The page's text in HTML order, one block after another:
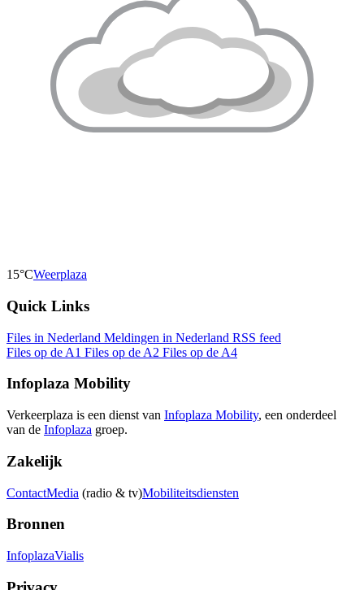
15°CWeerplaza
Quick Links
Files in Nederland Meldingen in Nederland RSS feed
Files op de A1 Files op de A2 Files op de A4
Infoplaza Mobility
Verkeerplaza is een dienst van Infoplaza Mobility, een onderdeel
van de Infoplaza groep.
Zakelijk
ContactMedia (radio & tv)Mobiliteitsdiensten
Bronnen
InfoplazaVialis